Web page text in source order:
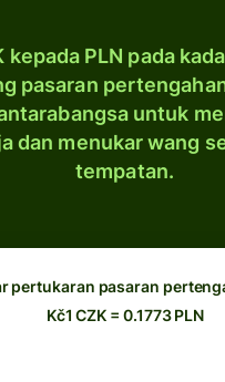
kepada PLN pada
pasaran
untuk
dan menukar wang
tempatan.
pertukaran pasaran
Kč1 CZK = 0.1773 PLN